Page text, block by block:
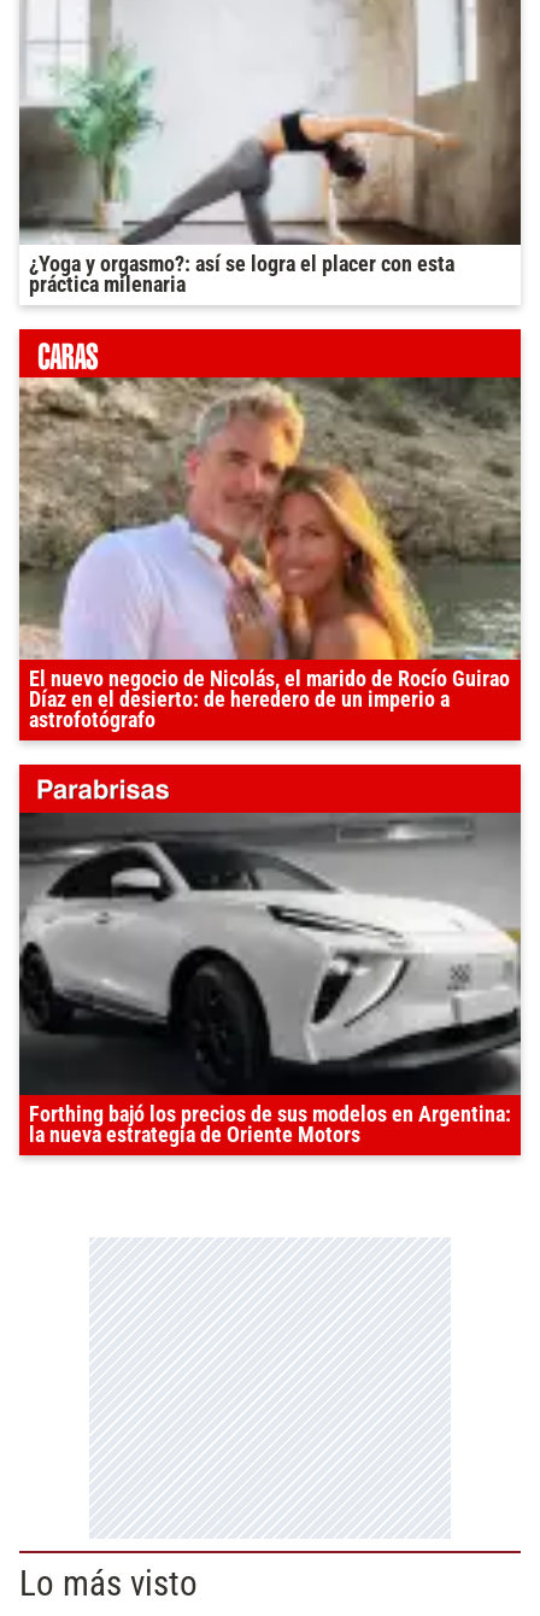
¿Yoga y orgasmo?: así se logra el placer con esta
práctica milenaria
El nuevo negocio de Nicolás, el marido de Rocío Guirao
Díaz en el desierto: de heredero de un imperio a
astrofotógrafo
Forthing bajó los precios de sus modelos en Argentina:
la nueva estrategia de Oriente Motors
Lo más visto